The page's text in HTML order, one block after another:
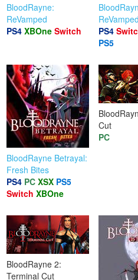
BloodRayne:
ReVamped
PS4 XBOne Switch
ReVamped
PS4
PS5
BloodRayne Betrayal:
Fresh Bites
PS4 PC XSX PS5
Switch XBOne
Cut
PC
BloodRayne 2:
Terminal Cut